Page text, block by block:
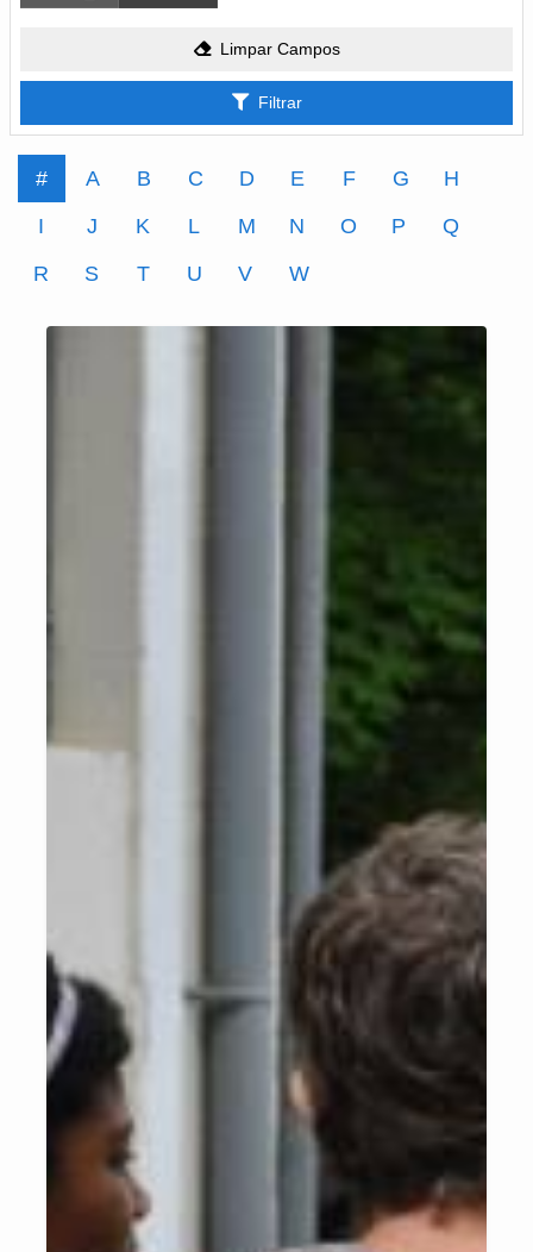
Limpar Campos
Filtrar
# A B C D E F G
H
I
J K L M N O P
Q
R
S T U V W